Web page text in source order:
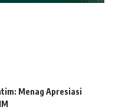
Menag Apresiasi